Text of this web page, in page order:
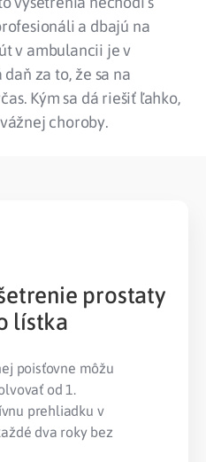
a dbajú na
v ambulancii je v
za to, že sa na
Kým sa dá riešiť ľahko,
choroby.
prostaty
lístka
poisťovne môžu
od 1.
prehliadku v
dva roky bez